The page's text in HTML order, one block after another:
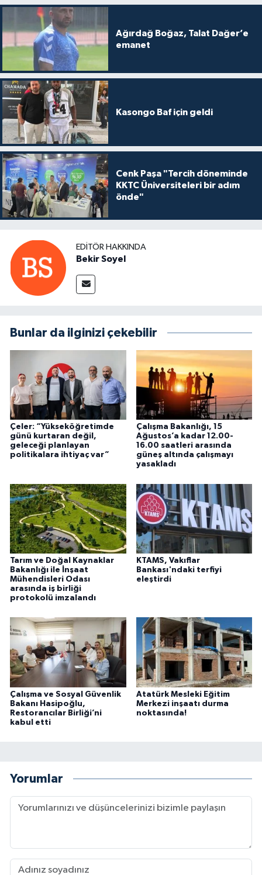
Ağırdağ Boğaz, Talat Dağer’e
emanet
Kasongo Baf için geldi
Cenk Paşa "Tercih döneminde
KKTC Üniversiteleri bir adım
önde"
EDITÖR HAKKINDA
Bekir Soyel
Bunlar da ilginizi çekebilir
Çeler: “Yükseköğretimde
günü kurtaran değil,
geleceği planlayan
politikalara ihtiyaç var”
Çalışma Bakanlığı, 15
Ağustos’a kadar 12.00-
16.00 saatleri arasında
güneş altında çalışmayı
yasakladı
Tarım ve Doğal Kaynaklar
Bakanlığı ile İnşaat
Mühendisleri Odası
arasında iş birliği
protokolü imzalandı
KTAMS, Vakıflar
Bankası'ndaki terfiyi
eleştirdi
Çalışma ve Sosyal Güvenlik
Bakanı Hasipoğlu,
Restorancılar Birliği’ni
kabul etti
Atatürk Mesleki Eğitim
Merkezi inşaatı durma
noktasında!
Yorumlar